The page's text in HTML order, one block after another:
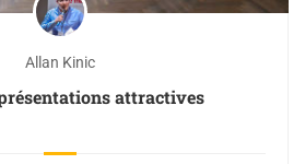
Allan Kinic
attractives